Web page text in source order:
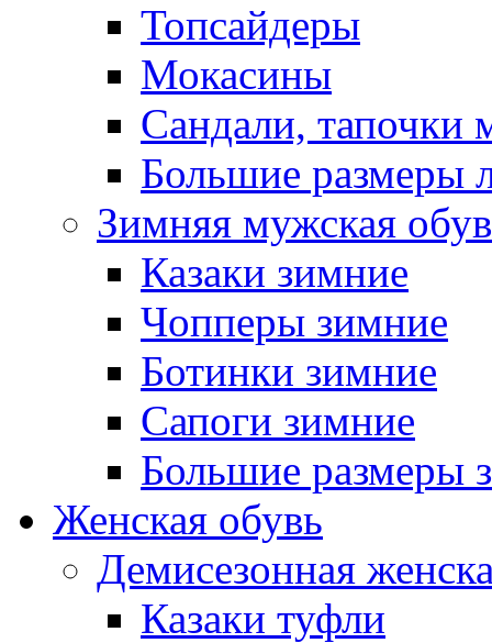
Топсайдеры
Мокасины
Сандали, тапочки
Большие размеры
Зимняя мужская
Казаки зимние
Чопперы зимние
Ботинки зимние
Сапоги зимние
Большие размеры
Женская обувь
Демисезонная
Казаки туфли